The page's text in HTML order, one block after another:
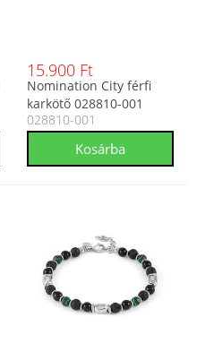
15.900 Ft
Nomination City férfi
karkötő 028810-001
028810-001